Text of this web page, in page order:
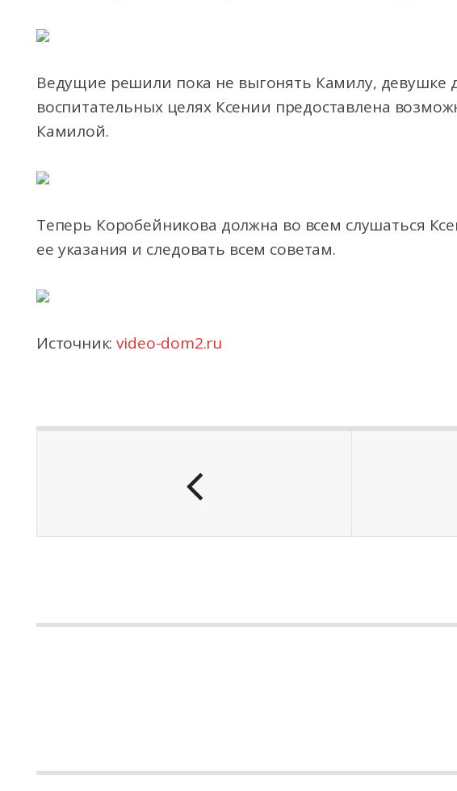
Ведущие решили пока не выгонять Камилу, девушке
воспитательных целях Ксении предоставлена
Камилой.
Теперь Коробейникова должна во всем слушаться
ее указания и следовать всем советам.
Источник:video-dom2.ru